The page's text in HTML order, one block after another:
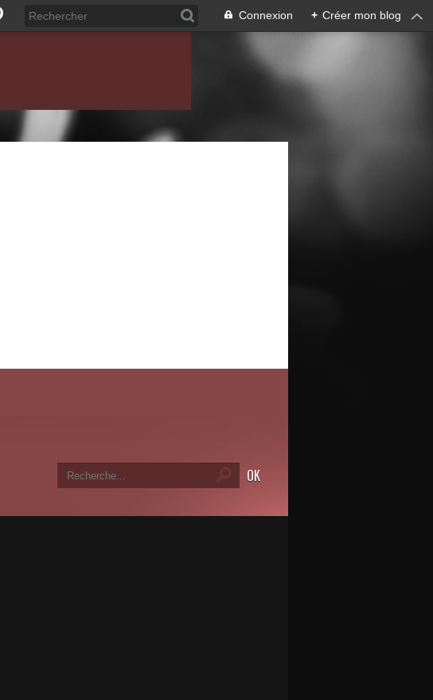
Connexion + Créer mon blog